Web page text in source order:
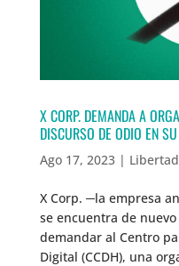
X CORP. DEMANDA A
DISCURSO DE ODIO EN
Ago 17, 2023|
X Corp. ─la empresa
se encuentra de
demandar al Centro
Digital (CCDH), una